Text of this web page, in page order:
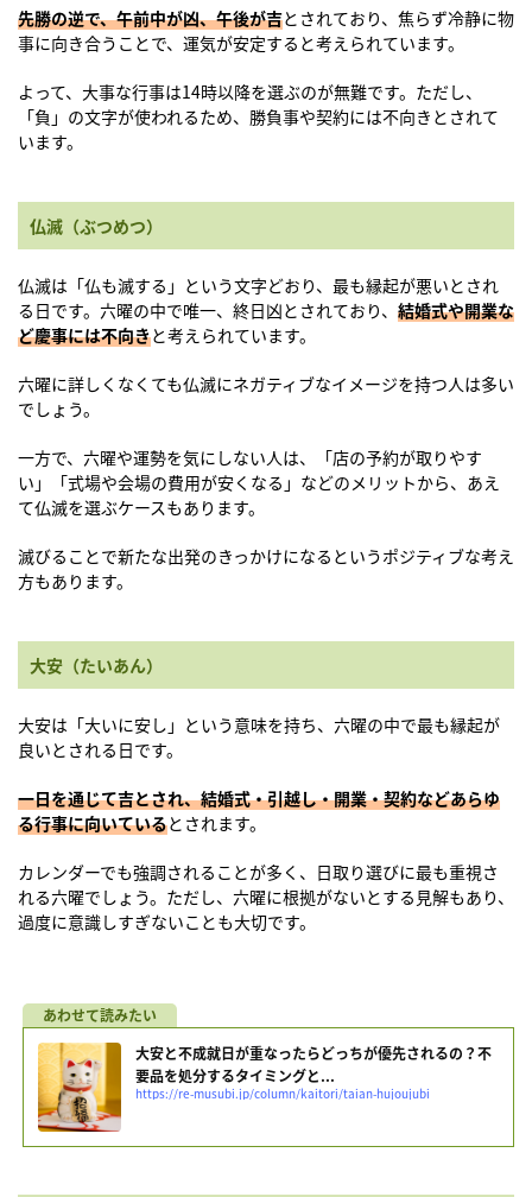
先勝の逆で、午前中が凶、午後が吉とされており、焦らず冷静に物
事に向き合うことで、運気が安定すると考えられています。
よって、大事な行事は14時以降を選ぶのが無難です。ただし、
「負」の文字が使われるため、勝負事や契約には不向きとされて
います。
仏滅（ぶつめつ）
仏滅は「仏も滅する」という文字どおり、最も縁起が悪いとされ
る日です。六曜の中で唯一、終日凶とされており、 結婚式や開業な
ど慶事には不向きと考えられています。
六曜に詳しくなくても仏滅にネガティブなイメージを持つ人は多い
でしょう。
一方で、六曜や運勢を気にしない人は、「店の予約が取りやす
い」「式場や会場の費用が安くなる」などのメリットから、あえ
て仏滅を選ぶケースもあります。
滅びることで新たな出発のきっかけになるというポジティブな考え
方もあります。
大安（たいあん）
大安は「大いに安し」という意味を持ち、六曜の中で最も縁起が
良いとされる日です。
一日を通じて吉とされ、結婚式・引越し・開業・契約などあらゆ
る行事に向いているとされます。
カレンダーでも強調されることが多く、日取り選びに最も重視さ
れる六曜でしょう。ただし、六曜に根拠がないとする見解もあり、
過度に意識しすぎないことも大切です。
大安と不成就日が重なったらどっちが優先されるの？不
要品を処分するタイミングと...
https://re-musubi.jp/column/kaitori/taian-hujoujubi